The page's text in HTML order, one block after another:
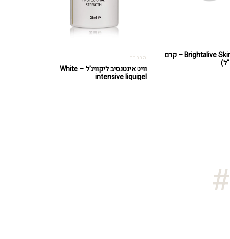
Brightalive Skin Brightener – קרם הבהרה
וויט אינטנסיב ליקוויג'ל – White
intensive liquigel